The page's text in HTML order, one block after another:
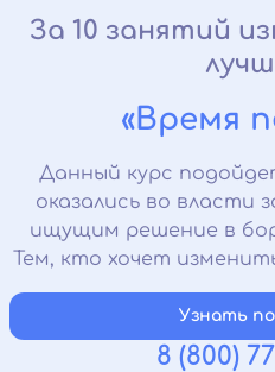
За 10 занятий
«Время
Данный курс
оказались во власти
ищущим решение в
Тем, кто хочет
Узнать
8 (800)